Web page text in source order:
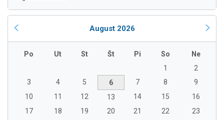
August 2026
Po Ut St Št Pi So
Ne
1
2
3
4 5 6 7 8
9
10
11 12 13 14 15
16
17
18 19 20 21 22
23